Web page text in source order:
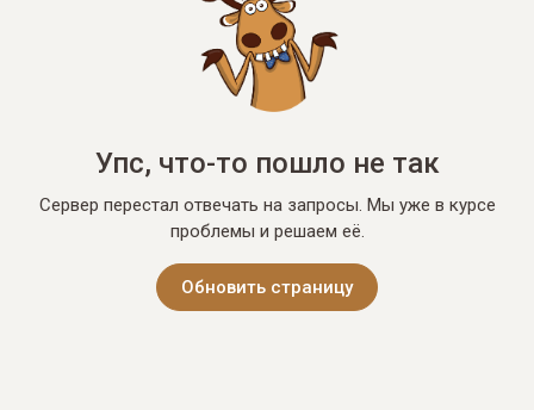
Упс, что-то пошло не так
Сервер перестал отвечать на запросы. Мы уже в курсе
проблемы и решаем её.
Обновить страницу